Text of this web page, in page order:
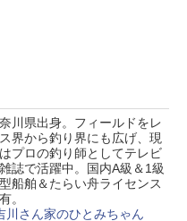
川県出身。フィールドをレ
界から釣り界にも広げ、現
プロの釣り師としてテレビ
誌で活躍中。国内A級＆1級
船舶＆たらい舟ライセンス
。
川さん家のひとみちゃん